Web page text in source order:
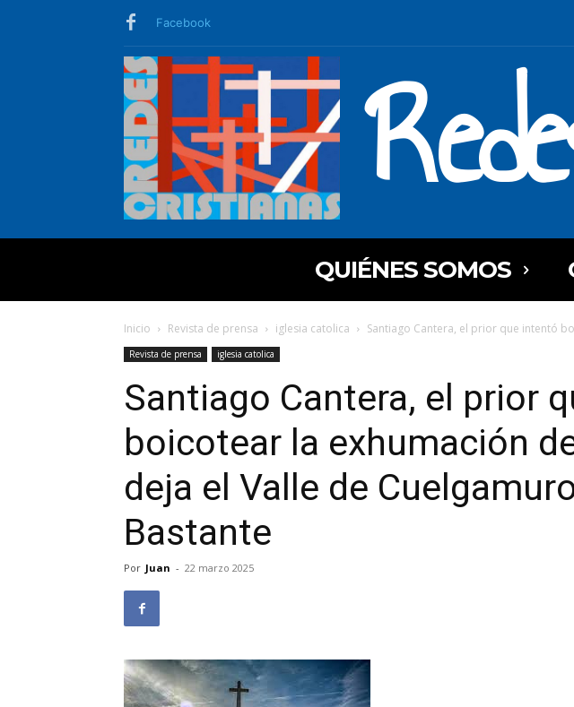
Facebook
QUIÉNES SOMOS
Inicio Revista de prensa iglesia catolica Santiago Cantera, el prior que intentó
Revista de prensa iglesia catolica
Santiago Cantera, el prior
boicotear la exhumación
deja el Valle de
Bastante
Por Juan - 22 marzo 2025